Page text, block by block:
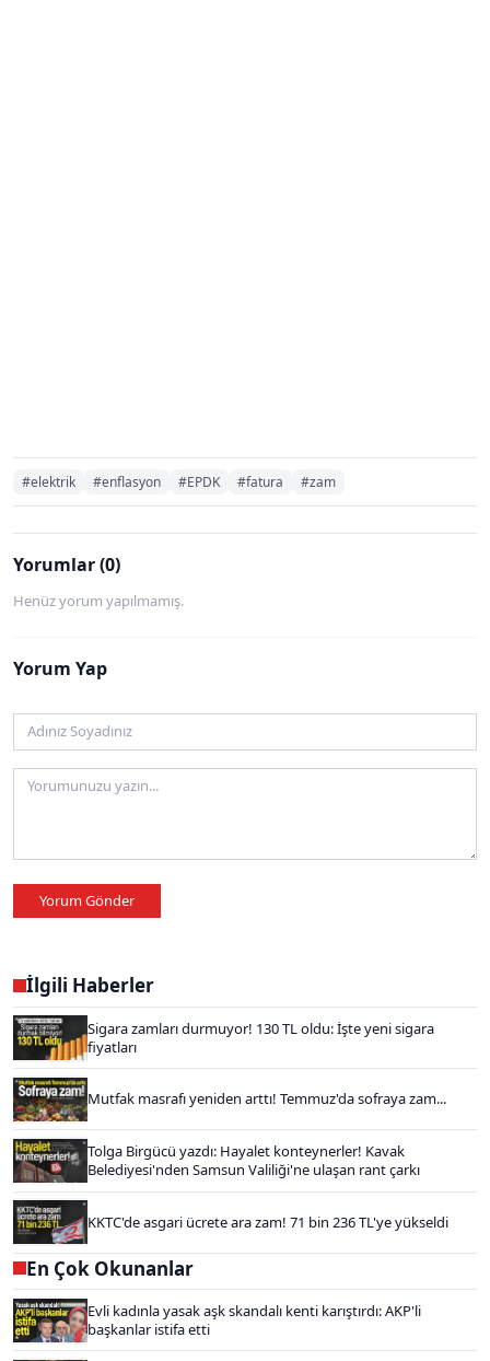
#elektrik #enflasyon #EPDK #fatura #zam
Yorumlar (0)
Henüz yorum yapılmamış.
Yorum Yap
Yorum Gönder
İlgili Haberler
Sigara zamları durmuyor! 130 TL oldu: İşte yeni sigara
fiyatları
Mutfak masrafı yeniden arttı! Temmuz'da sofraya zam...
Tolga Birgücü yazdı: Hayalet konteynerler! Kavak
Belediyesi'nden Samsun Valiliği'ne ulaşan rant çarkı
KKTC'de asgari ücrete ara zam! 71 bin 236 TL'ye yükseldi
En Çok Okunanlar
Evli kadınla yasak aşk skandalı kenti karıştırdı: AKP'li
başkanlar istifa etti